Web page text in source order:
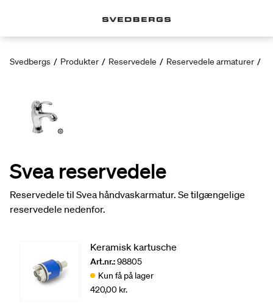
Svedbergs / Produkter / Reservedele / Reservedele armaturer /
Svea reservedele
Reservedele til Svea håndvaskarmatur. Se tilgængelige
reservedele nedenfor.
Keramisk kartusche
Art.nr.:98805
Kun få på lager
420,00 kr.